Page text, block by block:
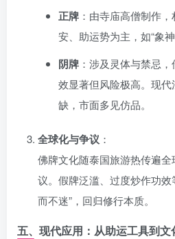
正牌 ：由寺庙高僧制作
安、助运势为主，如“象
阴牌 ：涉及灵体与禁忌
效显著但风险极高。现
缺，市面多见仿品。
全球化与争议 ：
佛牌文化随泰国旅游热传遍
议。假牌泛滥、过度炒作功
而不迷”，回归修行本质。
五、现代应用：从助运工具到文